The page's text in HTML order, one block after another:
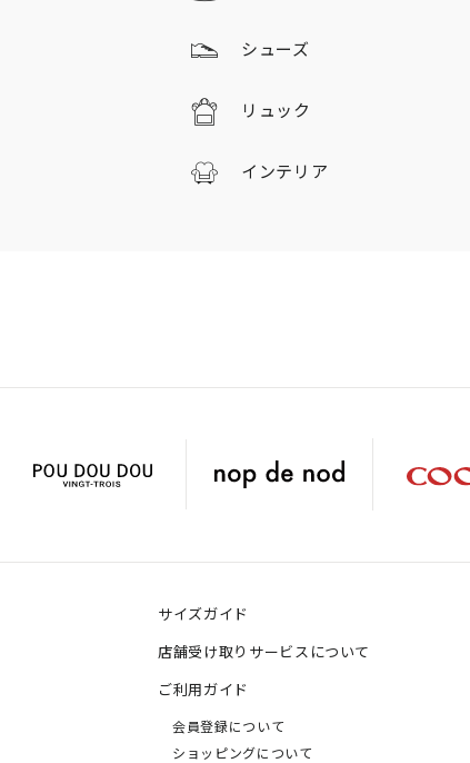
シューズ
リュック
インテリア
サイズガイド
店舗受け取りサービスについて
ご利用ガイド
会員登録について
ショッピングについて